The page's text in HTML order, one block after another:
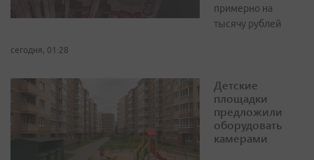
примерно на
тысячу рублей
сегодня, 01:28
Детские
площадки
предложили
оборудовать
камерами